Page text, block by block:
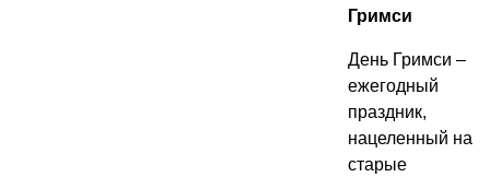
Гримси
День Гримси –
ежегодный
праздник,
нацеленный на
старые